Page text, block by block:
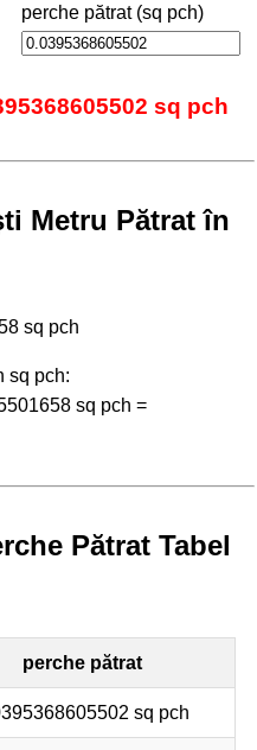
perche pătrat (sq pch)
sq pch
Metru Pătrat în
sq pch
sq pch:
sq pch =
Pătrat Tabel
perche pătrat
sq pch